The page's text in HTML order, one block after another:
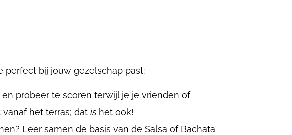
perfect bij jouw gezelschap past:
probeer te scoren terwijl je je vrienden of
het terras; dat is het ook!
Leer samen de basis van de Salsa of Bachata